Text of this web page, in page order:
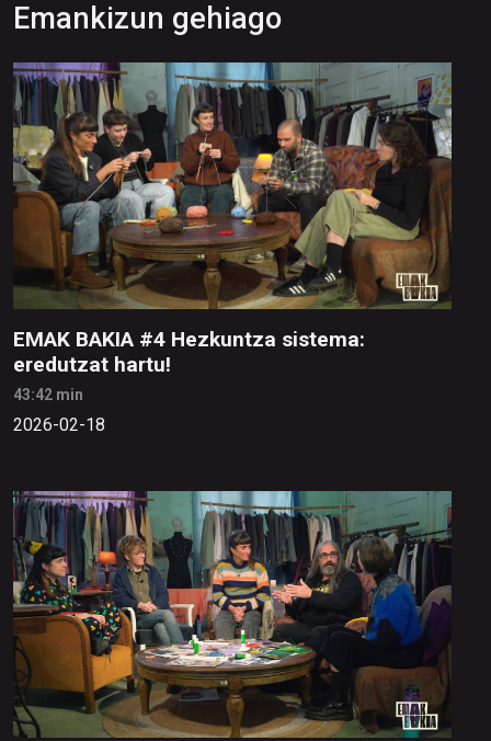
Emankizun gehiago
EMAK BAKIA #4 Hezkuntza sistema:
eredutzat hartu!
43:42 min
2026-02-18